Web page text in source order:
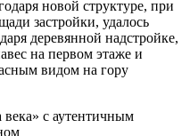
новой структуре, при
застройки, удалось
деревянной надстройке,
на первом этаже и
видом на гору